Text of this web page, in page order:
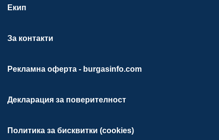
Екип
За контакти
Рекламна оферта - burgasinfo.com
Декларация за поверителност
Политика за бисквитки (cookies)